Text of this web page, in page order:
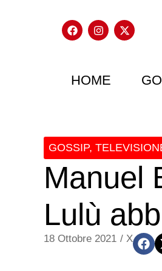
HOME
GOSSIP,
Manuel
Lulù
18 Ottobre 2021 / X